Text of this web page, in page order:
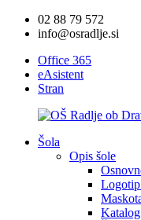
02 88 79 572
info@osradlje.si
Office 365
eAsistent
Stran
Šola
Opis šole